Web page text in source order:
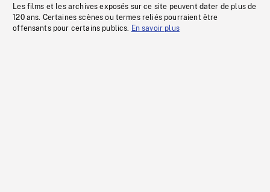
Les films et les archives exposés sur ce site peuvent dater de plus de
120 ans. Certaines scènes ou termes reliés pourraient être
offensants pour certains publics. En savoir plus